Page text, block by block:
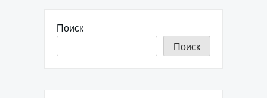
Поиск
Поиск